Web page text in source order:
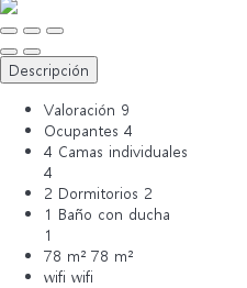
Descripción
Valoración 9
Ocupantes 4
4 Camas individuales
4
2 Dormitorios 2
1 Baño con ducha
1
78 m² 78 m²
wifi wifi